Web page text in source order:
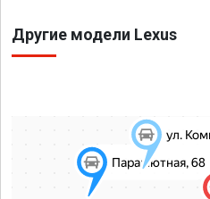
Другие модели Lexus